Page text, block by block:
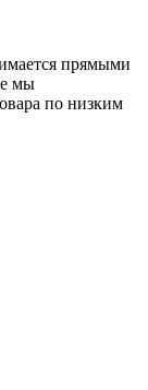
прямыми
мы
по низким